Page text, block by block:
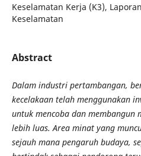
Keselamatan Kerja (K3),
Keselamatan
Abstract
Dalam industri pertambangan,
kecelakaan telah menggunakan
untuk mencoba dan membangun
lebih luas. Area minat yang
sejauh mana pengaruh budaya,